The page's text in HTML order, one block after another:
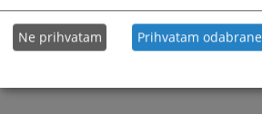
Ne prihvatam Prihvatam odabrane